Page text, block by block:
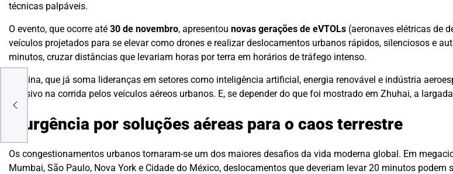
técnicas palpáveis.
O evento, que ocorre até 30 de novembro, apresentou novas gerações de eVTOLs (aeronaves elétricas de
veículos projetados para se elevar como drones e realizar deslocamentos urbanos rápidos, silenciosos e
minutos, cruzar distâncias que levariam horas por terra em horários de tráfego intenso.
A China, que já soma lideranças em setores como inteligência artificial, energia renovável e indústria
decisivo na corrida pelos veículos aéreos urbanos. E, se depender do que foi mostrado em Zhuhai, a
A urgência por soluções aéreas para o caos terrestre
Os congestionamentos urbanos tornaram-se um dos maiores desafios da vida moderna global. Em
Mumbai, São Paulo, Nova York e Cidade do México, deslocamentos que deveriam levar 20 minutos podem